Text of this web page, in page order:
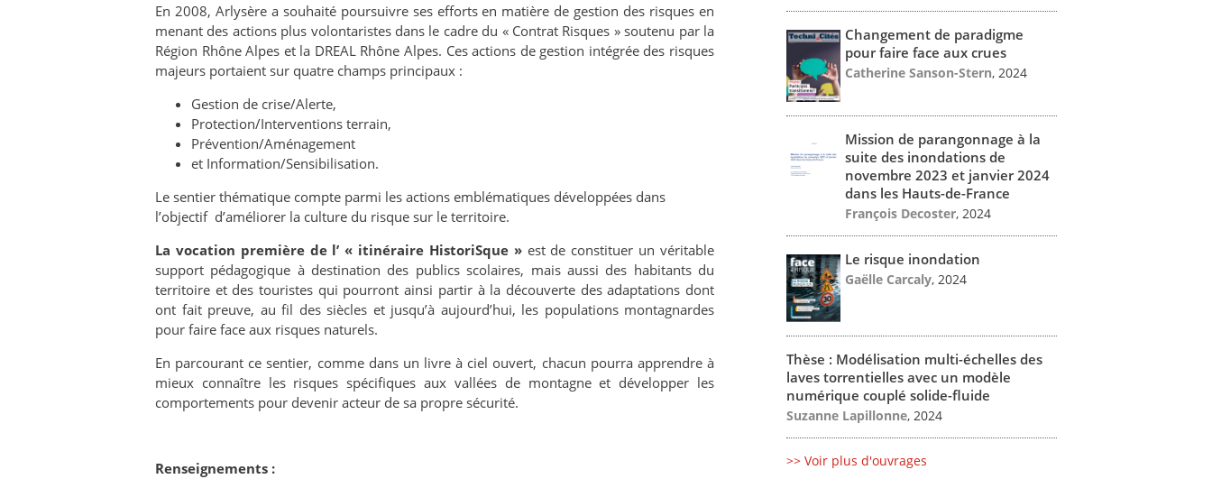
En 2008, Arlysère a souhaité poursuivre ses efforts en matière de gestion des risques en
menant des actions plus volontaristes dans le cadre du « Contrat Risques » soutenu par la
Région Rhône Alpes et la DREAL Rhône Alpes. Ces actions de gestion intégrée des risques
majeurs portaient sur quatre champs principaux :
Gestion de crise/Alerte,
Protection/Interventions terrain,
Prévention/Aménagement
et Information/Sensibilisation.
Le sentier thématique compte parmi les actions emblématiques développées dans
l’objectif d’améliorer la culture du risque sur le territoire.
La vocation première de l’ « itinéraire HistoriSque »est de constituer un véritable
support pédagogique à destination des publics scolaires, mais aussi des habitants du
territoire et des touristes qui pourront ainsi partir à la découverte des adaptations dont
ont fait preuve, au fil des siècles et jusqu’à aujourd’hui, les populations montagnardes
pour faire face aux risques naturels.
En parcourant ce sentier, comme dans un livre à ciel ouvert, chacun pourra apprendre à
mieux connaître les risques spécifiques aux vallées de montagne et développer les
comportements pour devenir acteur de sa propre sécurité.
Renseignements :
Changement de paradigme
pour faire face aux crues
Catherine Sanson-Stern, 2024
Mission de parangonnage à la
suite des inondations de
novembre 2023 et janvier 2024
dans les Hauts-de-France
François Decoster, 2024
Le risque inondation
Gaëlle Carcaly, 2024
Thèse : Modélisation multi-échelles des
laves torrentielles avec un modèle
numérique couplé solide-fluide
Suzanne Lapillonne, 2024
>> Voir plus d'ouvrages